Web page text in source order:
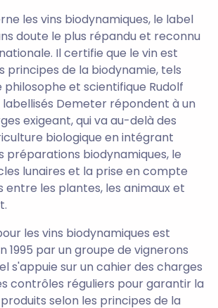
les vins biodynamiques, le label
doute le plus répandu et reconnu
Il certifie que le vin est
principes de la biodynamie, tels
et scientifique Rudolf
labellisés Demeter répondent à un
exigeant, qui va au-delà des
biologique en intégrant
préparations biodynamiques, le
lunaires et la prise en compte
entre les plantes, les animaux et
les vins biodynamiques est
1995 par un groupe de vignerons
s'appuie sur un cahier des charges
contrôles réguliers pour garantir la
selon les principes de la